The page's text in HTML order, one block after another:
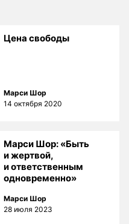
Цена свободы
Марси Шор
14 октября 2020
Марси Шор: «Быть
и жертвой,
и ответственным
одновременно»
Марси Шор
28 июля 2023